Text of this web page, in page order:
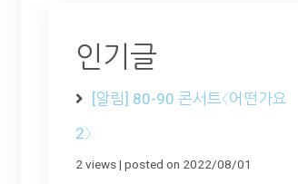
인기글
[알림] 80-90 콘서트〈어떤가요
2〉
2 views| posted on 2022/08/01